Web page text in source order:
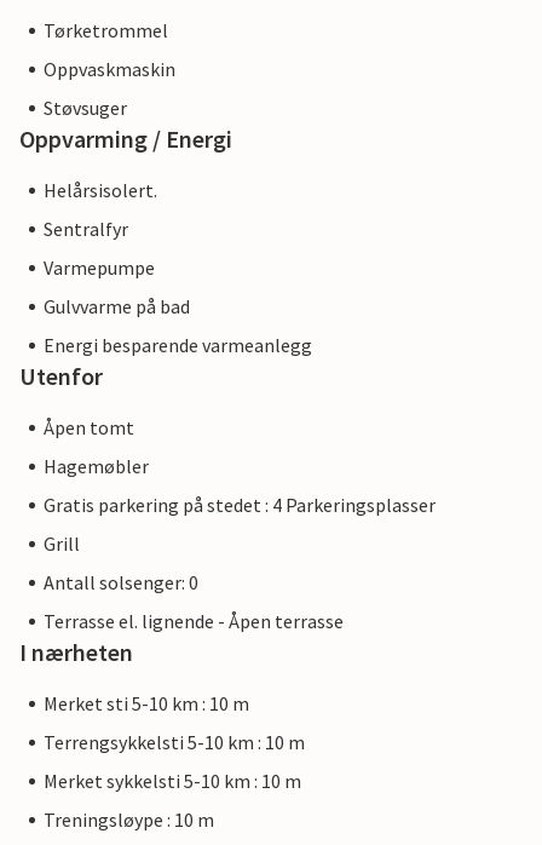
Tørketrommel
Oppvaskmaskin
Støvsuger
Oppvarming / Energi
Helårsisolert.
Sentralfyr
Varmepumpe
Gulvvarme på bad
Energi besparende varmeanlegg
Utenfor
Åpen tomt
Hagemøbler
Gratis parkering på stedet : 4 Parkeringsplasser
Grill
Antall solsenger: 0
Terrasse el. lignende - Åpen terrasse
I nærheten
Merket sti 5-10 km : 10 m
Terrengsykkelsti 5-10 km : 10 m
Merket sykkelsti 5-10 km : 10 m
Treningsløype : 10 m